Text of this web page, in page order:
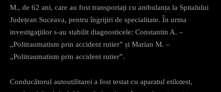
M., de 62 ani, care au fost transportați cu ambulanța la Spitalului
Județean Suceava, pentru îngrijiri de specialitate. În urma
investigaţiilor s-au stabilit diagnosticele: Constantin A. –
„Politraumatism prin accident rutier” și Marian M. –
„Politraumatism prin accident rutier”.
Conducătorul autoutilitarei a fost testat cu aparatul etilotest,